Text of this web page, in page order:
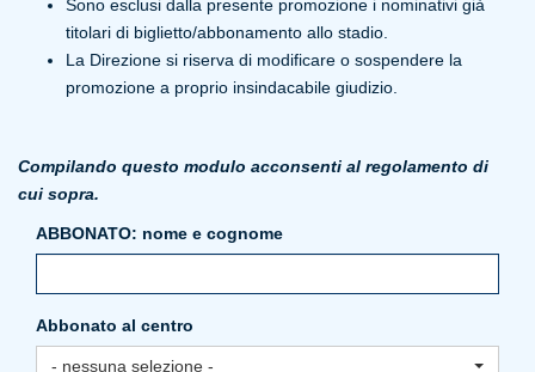
Sono esclusi dalla presente promozione i nominativi già
titolari di biglietto/abbonamento allo stadio.
La Direzione si riserva di modificare o sospendere la
promozione a proprio insindacabile giudizio.
Compilando questo modulo acconsenti al regolamento di
cui sopra.
ABBONATO: nome e cognome
Abbonato al centro
- nessuna selezione -